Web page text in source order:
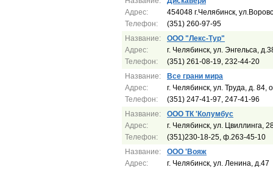
Адрес:
Телефон:
454048 г.Челябинск,
(351) 260-97-95
Название:
Адрес:
Телефон:
ООО "Лекс-Тур"
г. Челябинск, ул. Энгельса,
(351) 261-08-19, 232-44-20
Название:
Адрес:
Телефон:
Все грани мира
г. Челябинск, ул. Труда, д. 84,
(351) 247-41-97, 247-41-96
Название:
Адрес:
Телефон:
ООО ТК 'Колумбус
г. Челябинск, ул. Цвиллинга,
(351)230-18-25, ф.263-45-10
Название:
Адрес:
ООО 'Вояж
г. Челябинск, ул. Ленина, д.47